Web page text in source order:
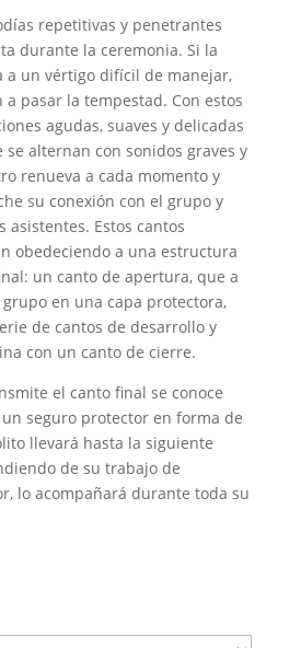
repetitivas y penetrantes
durante la ceremonia. Si la
a un vértigo difícil de manejar,
a pasar la tempestad. Con estos
agudas, suaves y delicadas
se alternan con sonidos graves y
renueva a cada momento y
su conexión con el grupo y
asistentes. Estos cantos
obedeciendo a una estructura
un canto de apertura, que a
en una capa protectora,
de cantos de desarrollo y
con un canto de cierre.
el canto final se conoce
un seguro protector en forma de
llevará hasta la siguiente
de su trabajo de
lo acompañará durante toda su